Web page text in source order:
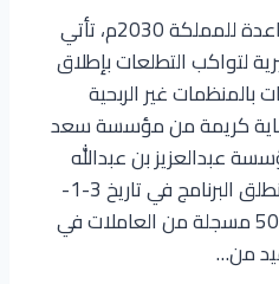
انطلاقًا من الرؤية الواعدة للمملكة 2030م، تأتي
ريف⁩ الخيرية لتواكب التطلعات بإطلاق
بالمنظمات غير الربحية
» برعاية كريمة من مؤسسة سعد
عبدالعزيز بن عبدالله
الجميح الخيرية. حيث انطلق البرنامج في تاريخ 3-1-
1442هـ بعدد فاق 500 مسجلة من العاملات في
من…